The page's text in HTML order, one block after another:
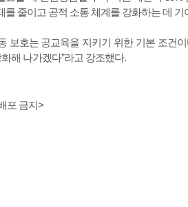
를 줄이고 공적 소통 체계를 강화하는 데
보호는 공교육을 지키기 위한 기본 조건
해 나가겠다”라고 강조했다.
포 금지>